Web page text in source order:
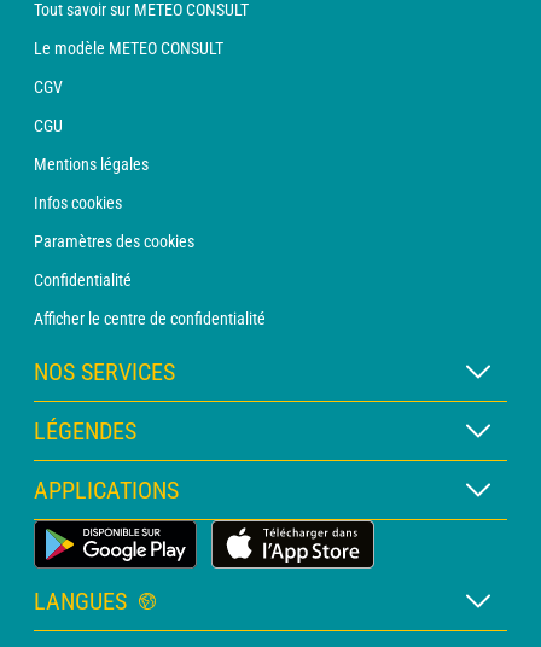
Tout savoir sur METEO CONSULT
Le modèle METEO CONSULT
CGV
CGU
Mentions légales
Infos cookies
Paramètres des cookies
Confidentialité
Afficher le centre de confidentialité
NOS SERVICES
Abonnement METEO Xpert
Abonnement METEO PRO
Consultation avec un prévisionniste
Bulletin PRO
LÉGENDES
Légende des cartes
Légende des pictogrammes
Glossaire
APPLICATIONS
Application Météo Terrestre
LANGUES